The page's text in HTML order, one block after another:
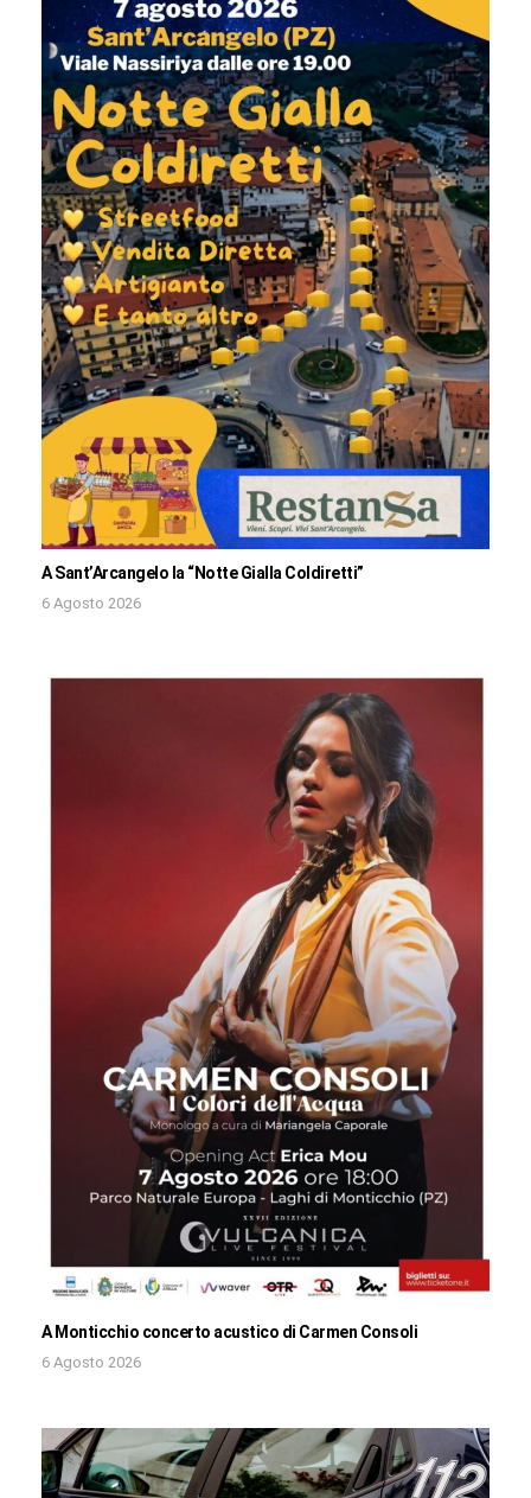
A Sant’Arcangelo la “Notte Gialla Coldiretti”
6 Agosto 2026
A Monticchio concerto acustico di Carmen Consoli
6 Agosto 2026